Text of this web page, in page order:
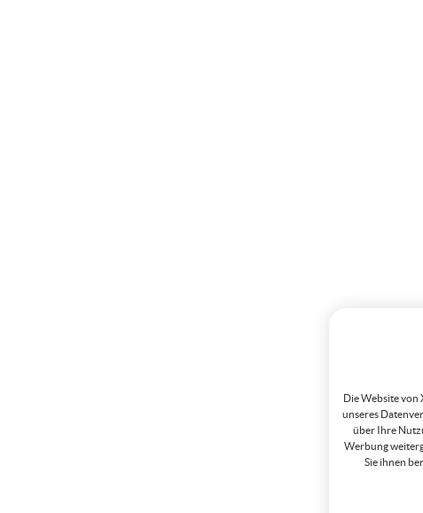
Die Website von
unseres
über Ihre
Werbung
Sie ihnen